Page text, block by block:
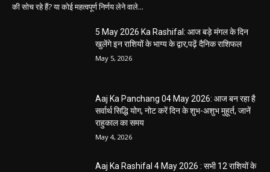
की सोच रहे हैं? या कोई महत्वपूर्ण निर्णय लेने वाले...
5 May 2026 Ka Rashifal: आज बड़े मंगल के दिन
खुलेंगे इन राशियों के भाग्य के द्वार,पढ़ें दैनिक राशिफल
May 5, 2026
Aaj Ka Panchang 04 May 2026: आज बन रहा है
सर्वार्थ सिद्धि योग, नोट करें दिन के शुभ-अशुभ मुहूर्त, जानें
राहुकाल का समय
May 4, 2026
Aaj Ka Rashifal 4 May 2026 : सभी 12 राशियों के